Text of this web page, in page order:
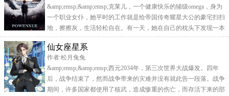
&amp;emsp;&amp;emsp;克莱儿，一个健康快乐的辅级omega，身为
一个职业女仆，她平时的工作就是给帝国传奇耀星大公的豪宅扫扫
地，擦擦灰，生活轻松自在。有一天，她在自己的枕头下发现一本
绿皮书，上头记载了一个极其香艳的故事，让她看的乐不思蜀，干
起活来整天出包。不过真奇怪，明明这本小说写在一个架空的世界
里，名字也完全不同，但出场的人物个性长相卻都写得像是她现实
中认识的人
仙女座星系
作者:松月兔兔
&amp;emsp;&amp;emsp;西元2034年，第三次世界大战爆发。四年
后，战争结束了，然而战争带来的灾难并没有就此告一段落。战争
期间，许多国家都使用了核武，造成惨重的伤亡，而存活下来的部